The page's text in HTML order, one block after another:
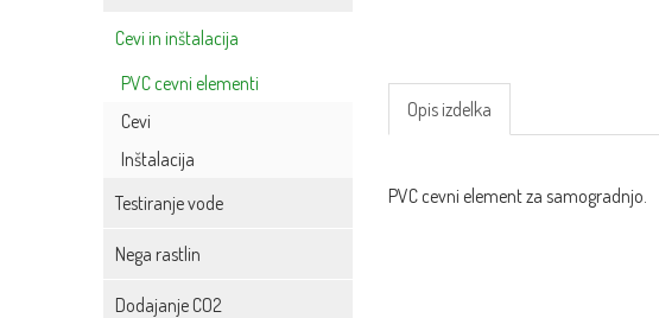
Cevi in inštalacija
PVC cevni elementi
Cevi
Inštalacija
Testiranje vode
Nega rastlin
Dodajanje CO2
Opis izdelka
PVC cevni element za samogradnjo.